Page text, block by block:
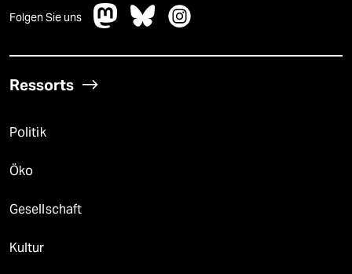
Folgen Sie uns
Ressorts
Politik
Öko
Gesellschaft
Kultur